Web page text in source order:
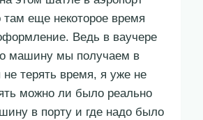
там еще некоторое время
Ведь в ваучере
машину мы получаем в
не терять время, я уже не
можно ли было реально
в порту и где надо было